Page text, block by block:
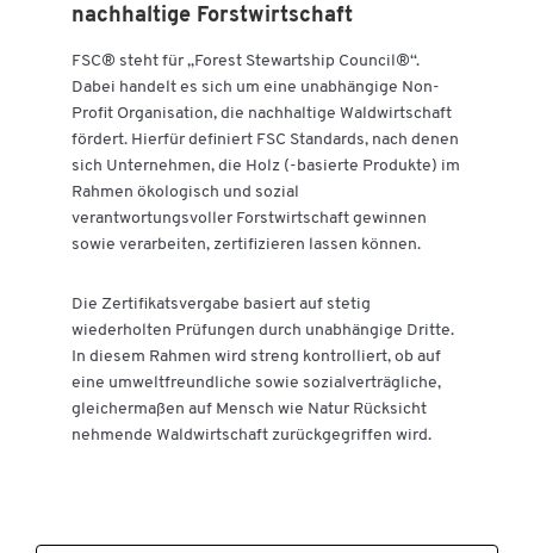
nachhaltige Forstwirtschaft
FSC® steht für „Forest Stewartship Council®“.
Dabei handelt es sich um eine unabhängige Non-
Profit Organisation, die nachhaltige Waldwirtschaft
fördert. Hierfür definiert FSC Standards, nach denen
sich Unternehmen, die Holz (-basierte Produkte) im
Rahmen ökologisch und sozial
verantwortungsvoller Forstwirtschaft gewinnen
sowie verarbeiten, zertifizieren lassen können.
Die Zertifikatsvergabe basiert auf stetig
wiederholten Prüfungen durch unabhängige Dritte.
In diesem Rahmen wird streng kontrolliert, ob auf
eine umweltfreundliche sowie sozialverträgliche,
gleichermaßen auf Mensch wie Natur Rücksicht
nehmende Waldwirtschaft zurückgegriffen wird.
Zum Zoomen doppeltippen